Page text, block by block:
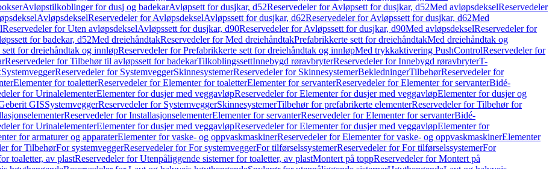
Avløpstilkoblinger for dusj og badekarAvløpsett for dusjkar, d52Reservedeler for Avløpsett for dusjkar, d52Med avløpsdekselReservedeler
AvløpsdekselReservedeler for AvløpsdekselAvløpssett for dusjkar, d62Reservedeler for Avløpssett for dusjkar, d62Med
Reservedeler for Uten avløpsdekselAvløpssett for dusjkar, d90Reservedeler for Avløpssett for dusjkar, d90Med avløpsdekselReservedeler for
for badekar, d52Med dreiehåndtakReservedeler for Med dreiehåndtakPrefabrikkerte sett for dreiehåndtakMed dreiehåndtak og
for dreiehåndtak og innløpReservedeler for Prefabrikkerte sett for dreiehåndtak og innløpMed trykkaktivering PushControlReservedeler for
Reservedeler for Tilbehør til avløpssett for badekarTilkoblingssettInnebygd røravbryterReservedeler for Innebygd røravbryterT-
SystemveggerReservedeler for SystemveggerSkinnesystemerReservedeler for SkinnesystemerBekledningerTilbehørReservedeler for
Elementer for toaletterReservedeler for Elementer for toaletterElementer for servanterReservedeler for Elementer for servanterBidé-
for UrinalelementerElementer for dusjer med veggavløpReservedeler for Elementer for dusjer med veggavløpElementer for dusjer og
GISSystemveggerReservedeler for SystemveggerSkinnesystemerTilbehør for prefabrikerte elementerReservedeler for Tilbehør for
Reservedeler for InstallasjonselementerElementer for servanterReservedeler for Elementer for servanterBidé-
for UrinalelementerElementer for dusjer med veggavløpReservedeler for Elementer for dusjer med veggavløpElementer for
for armaturer og apparaterElementer for vaske- og oppvaskmaskinerReservedeler for Elementer for vaske- og oppvaskmaskinerElementer
for TilbehørFor systemveggerReservedeler for For systemveggerFor tilførselssystemerReservedeler for For tilførselssystemerFor
toaletter, av plastReservedeler for Utenpåliggende sisterner for toaletter, av plastMontert på toppReservedeler for Montert på